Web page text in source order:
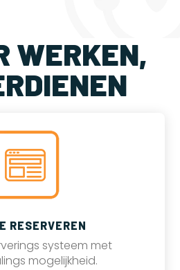
WERKEN,
RESERVEREN
systeem met
mogelijkheid.